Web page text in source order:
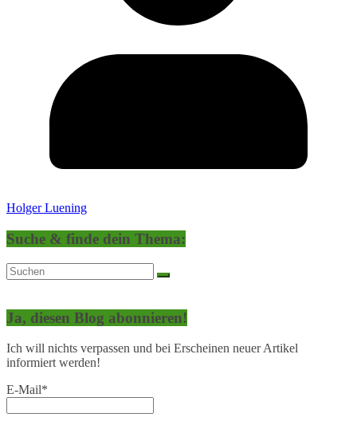
Holger Luening
Suche & finde dein Thema:
Ja, diesen Blog abonnieren!
Ich will nichts verpassen und bei Erscheinen neuer Artikel
informiert werden!
E-Mail*